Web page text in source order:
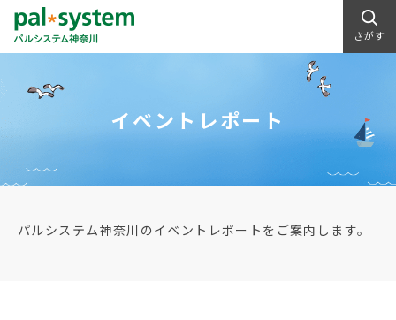
さがす
イベントレポート
パルシステム神奈川のイベントレポートをご案内します。